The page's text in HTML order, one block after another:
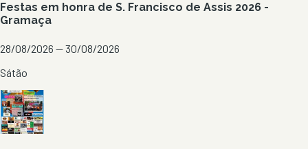
Festas em honra de S. Francisco de Assis 2026 -
Gramaça
28/08/2026 — 30/08/2026
Sátão